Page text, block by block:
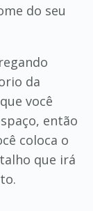
do seu
da
você
então
coloca o
que irá